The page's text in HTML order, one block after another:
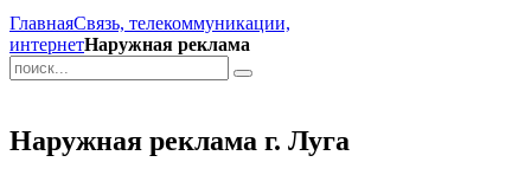
ГлавнаяСвязь, телекоммуникации,
интернетНаружная реклама
Наружная реклама г. Луга